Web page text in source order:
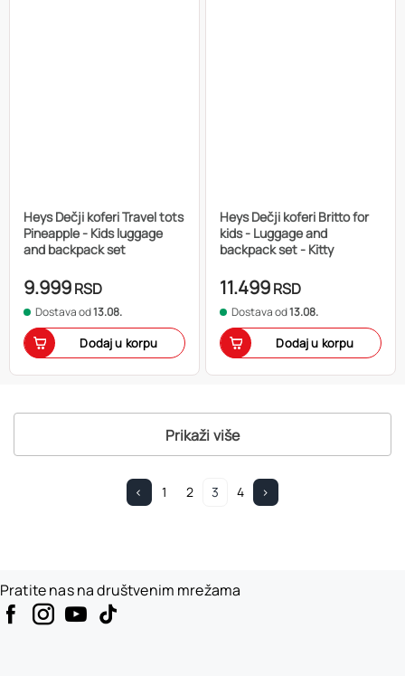
Heys Dečji koferi Travel tots
Pineapple - Kids luggage
and backpack set
9.999RSD
Dostava od13.08.
Dodaj u korpu
Heys Dečji koferi Britto for
kids - Luggage and
backpack set - Kitty
11.499RSD
Dostava od13.08.
Dodaj u korpu
Prikaži više
< 1 2 3 4 >
Pratite nas na društvenim mrežama